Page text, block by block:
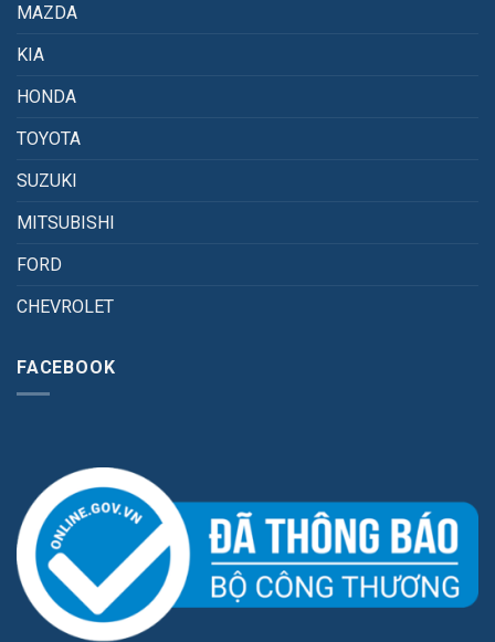
MAZDA
KIA
HONDA
TOYOTA
SUZUKI
MITSUBISHI
FORD
CHEVROLET
FACEBOOK